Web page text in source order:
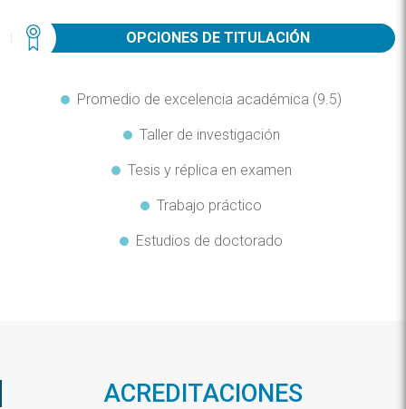
OPCIONES DE TITULACIÓN
Promedio de excelencia académica (9.5)
Taller de investigación
Tesis y réplica en examen
Trabajo práctico
Estudios de doctorado
ACREDITACIONES